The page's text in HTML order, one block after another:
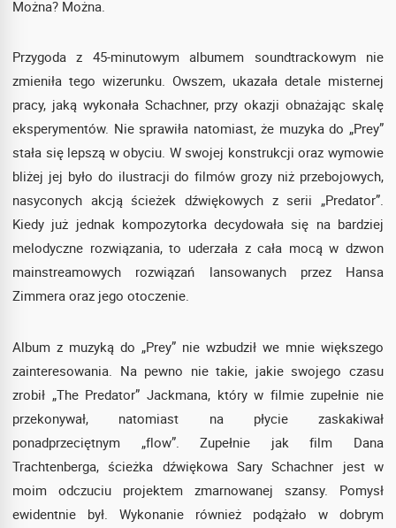
Można? Można.
Przygoda z 45-minutowym albumem soundtrackowym nie
zmieniła tego wizerunku. Owszem, ukazała detale misternej
pracy, jaką wykonała Schachner, przy okazji obnażając skalę
eksperymentów. Nie sprawiła natomiast, że muzyka do „Prey”
stała się lepszą w obyciu. W swojej konstrukcji oraz wymowie
bliżej jej było do ilustracji do filmów grozy niż przebojowych,
nasyconych akcją ścieżek dźwiękowych z serii „Predator”.
Kiedy już jednak kompozytorka decydowała się na bardziej
melodyczne rozwiązania, to uderzała z cała mocą w dzwon
mainstreamowych rozwiązań lansowanych przez Hansa
Zimmera oraz jego otoczenie.
Album z muzyką do „Prey” nie wzbudził we mnie większego
zainteresowania. Na pewno nie takie, jakie swojego czasu
zrobił „The Predator” Jackmana, który w filmie zupełnie nie
przekonywał, natomiast na płycie zaskakiwał
ponadprzeciętnym „flow”. Zupełnie jak film Dana
Trachtenberga, ścieżka dźwiękowa Sary Schachner jest w
moim odczuciu projektem zmarnowanej szansy. Pomysł
ewidentnie był. Wykonanie również podążało w dobrym